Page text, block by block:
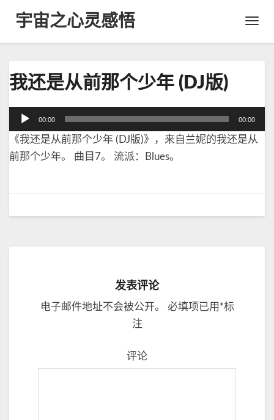
Toggle
宇宙之心灵感悟
还
从
那
少
J
我还是从前那个少年 (DJ版)
播
放
00:00 00:00
《我还是从前那个少年 (DJ版)》，来自兰妮的我还是从
前那个少年。 曲目7。 流派：Blues。
发表评论
电子邮件地址不会被公开。 必填项已用 *标
注
评论